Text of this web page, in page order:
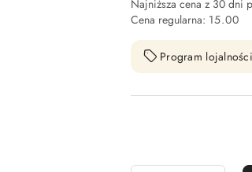
Najniższa cena z 30 dni
Cena regularna: 15.00
Program